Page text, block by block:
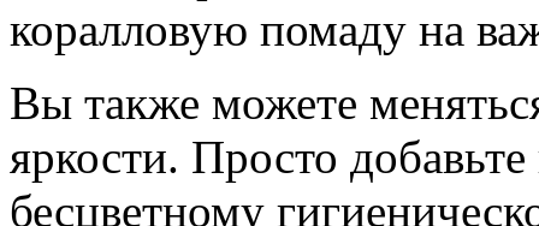
коралловую помаду на
Вы также можете
яркости. Просто
бесцветному